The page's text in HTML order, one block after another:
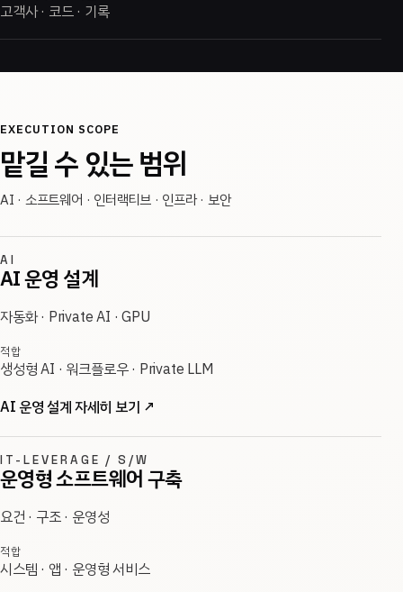
고객사 · 코드 · 기록
EXECUTION SCOPE
맡길 수 있는 범위
AI · 소프트웨어 · 인터랙티브 · 인프라 · 보안
AI
AI 운영 설계
자동화 · Private AI · GPU
적합
생성형 AI · 워크플로우 · Private LLM
AI 운영 설계 자세히 보기 ↗
IT-LEVERAGE / S/W
운영형 소프트웨어 구축
요건 · 구조 · 운영성
적합
시스템 · 앱 · 운영형 서비스